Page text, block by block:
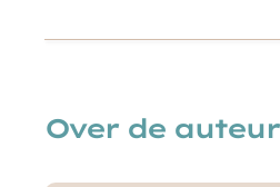
Over de auteur